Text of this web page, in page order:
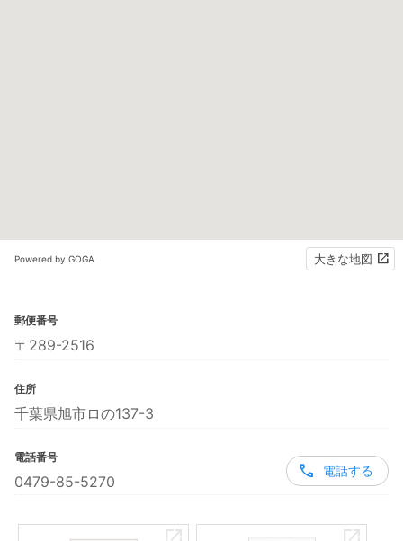
Powered by GOGA 大きな地図
郵便番号
〒289-2516
住所
千葉県旭市ロの137-3
電話番号
0479-85-5270
電話する